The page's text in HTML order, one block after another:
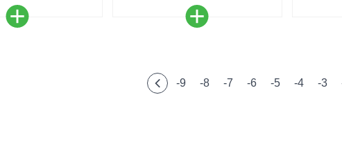
-9 -8 -7 -6 -5 -4 -3